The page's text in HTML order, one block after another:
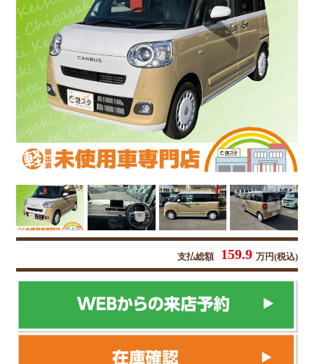
支払総額 159.9 万円(税込)